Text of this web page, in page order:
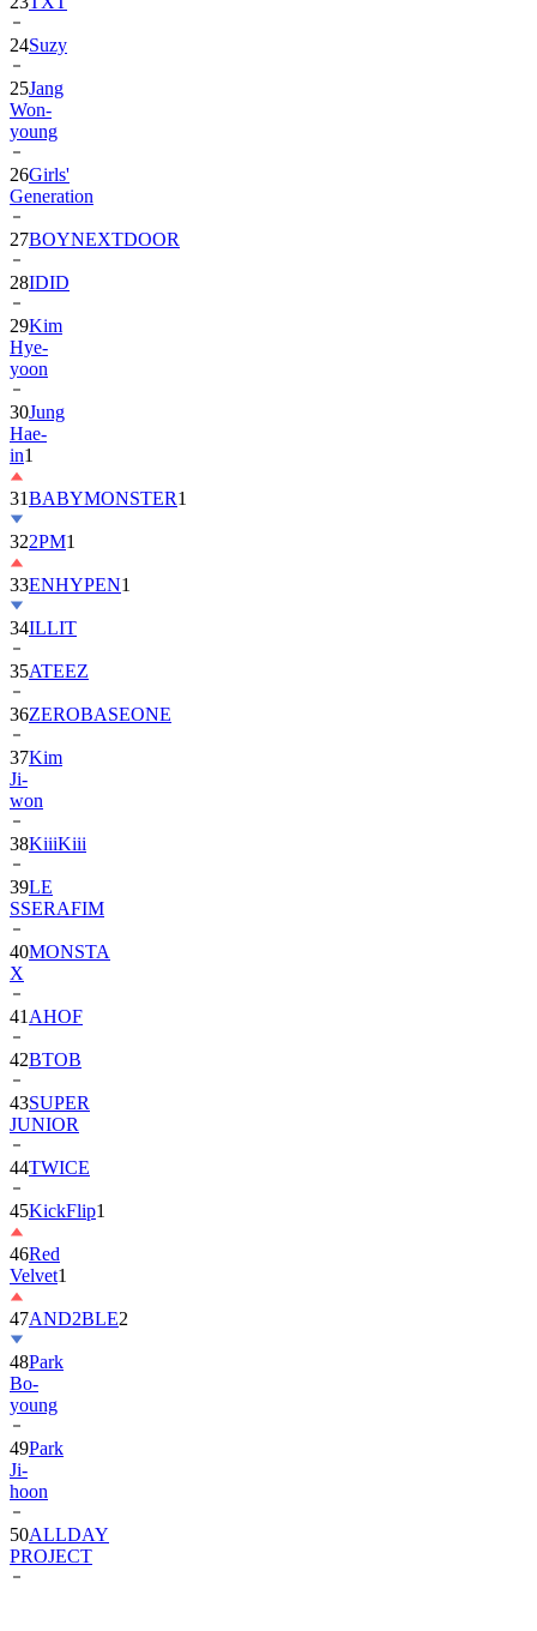
25Jang
Won-
young
26Girls'
Generation
27BOYNEXTDOOR
28IDID
29Kim
Hye-
yoon
30Jung
Hae-
in1
31BABYMONSTER
322PM1
33ENHYPEN
34ILLIT
35ATEEZ
36ZEROBASEONE
37Kim
Ji-
won
38KiiiKiii
39LE
SSERAFIM
40MONSTA
X
41
42 BTOB
43SUPER
JUNIOR
44TWICE
45KickFlip
46Red
Velvet
47AND2BLE
48Park
Bo-
young
49Park
Ji-
hoon
50ALLDAY
PROJECT